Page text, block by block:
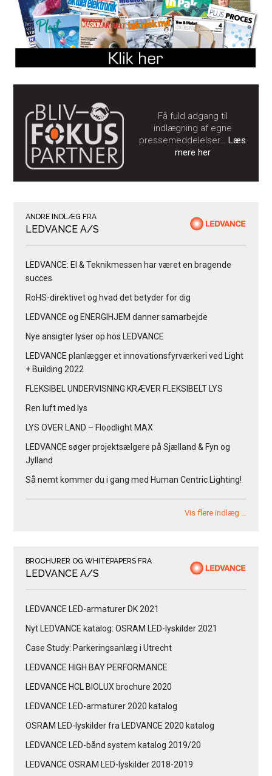
Få fuld adgang til
indlægning af egne
pressemeddelelser…Læs
mere her
ANDRE INDLÆG FRA
LEDVANCE A/S
LEDVANCE: El & Teknikmessen har været en bragende
succes
RoHS-direktivet og hvad det betyder for dig
LEDVANCE og ENERGIHJEM danner samarbejde
Nye ansigter lyser op hos LEDVANCE
LEDVANCE planlægger et innovationsfyrværkeri ved Light
+ Building 2022
FLEKSIBEL UNDERVISNING KRÆVER FLEKSIBELT LYS
Ren luft med lys
LYS OVER LAND – Floodlight MAX
LEDVANCE søger projektsælgere på Sjælland & Fyn og
Jylland
Så nemt kommer du i gang med Human Centric Lighting!
Vis flere indlæg …
BROCHURER OG WHITEPAPERS FRA
LEDVANCE A/S
LEDVANCE LED-armaturer DK 2021
Nyt LEDVANCE katalog: OSRAM LED-lyskilder 2021
Case Study: Parkeringsanlæg i Utrecht
LEDVANCE HIGH BAY PERFORMANCE
LEDVANCE HCL BIOLUX brochure 2020
LEDVANCE LED-armaturer 2020 katalog
OSRAM LED-lyskilder fra LEDVANCE 2020 katalog
LEDVANCE LED-bånd system katalog 2019/20
LEDVANCE OSRAM LED-lyskilder 2018-2019